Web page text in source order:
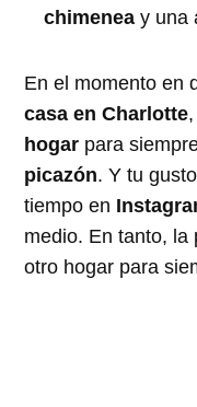
chimenea y una
En el momento en
casa en Charlotte
hogar para
picazón. Y tu
tiempo en
medio. En tanto,
otro hogar para